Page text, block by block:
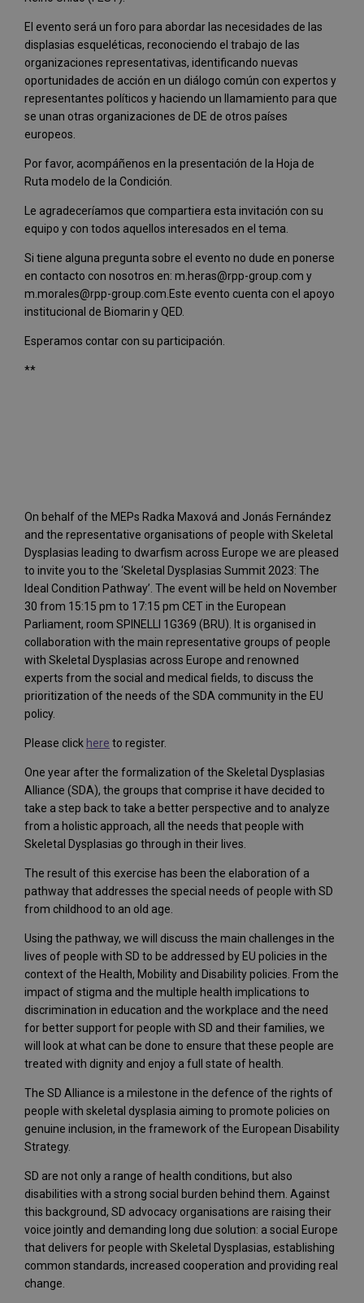
El evento será un foro para abordar las necesidades de las
displasias esqueléticas, reconociendo el trabajo de las
organizaciones representativas, identificando nuevas
oportunidades de acción en un diálogo común con expertos y
representantes políticos y haciendo un llamamiento para que
se unan otras organizaciones de DE de otros países
europeos.
Por favor, acompáñenos en la presentación de la Hoja de
Ruta modelo de la Condición.
Le agradeceríamos que compartiera esta invitación con su
equipo y con todos aquellos interesados en el tema.
Si tiene alguna pregunta sobre el evento no dude en ponerse
en contacto con nosotros en: m.heras@rpp-group.com y
m.morales@rpp-group.com.Este evento cuenta con el apoyo
institucional de Biomarin y QED.
Esperamos contar con su participación.
**
On behalf of the MEPs Radka Maxová and Jonás Fernández
and the representative organisations of people with Skeletal
Dysplasias leading to dwarfism across Europe we are pleased
to invite you to the ‘Skeletal Dysplasias Summit 2023: The
Ideal Condition Pathway’. The event will be held on November
30 from 15:15 pm to 17:15 pm CET in the European
Parliament, room SPINELLI 1G369 (BRU). It is organised in
collaboration with the main representative groups of people
with Skeletal Dysplasias across Europe and renowned
experts from the social and medical fields, to discuss the
prioritization of the needs of the SDA community in the EU
policy.
Please click here to register.
One year after the formalization of the Skeletal Dysplasias
Alliance (SDA), the groups that comprise it have decided to
take a step back to take a better perspective and to analyze
from a holistic approach, all the needs that people with
Skeletal Dysplasias go through in their lives.
The result of this exercise has been the elaboration of a
pathway that addresses the special needs of people with SD
from childhood to an old age.
Using the pathway, we will discuss the main challenges in the
lives of people with SD to be addressed by EU policies in the
context of the Health, Mobility and Disability policies. From the
impact of stigma and the multiple health implications to
discrimination in education and the workplace and the need
for better support for people with SD and their families, we
will look at what can be done to ensure that these people are
treated with dignity and enjoy a full state of health.
The SD Alliance is a milestone in the defence of the rights of
people with skeletal dysplasia aiming to promote policies on
genuine inclusion, in the framework of the European Disability
Strategy.
SD are not only a range of health conditions, but also
disabilities with a strong social burden behind them. Against
this background, SD advocacy organisations are raising their
voice jointly and demanding long due solution: a social Europe
that delivers for people with Skeletal Dysplasias, establishing
common standards, increased cooperation and providing real
change.